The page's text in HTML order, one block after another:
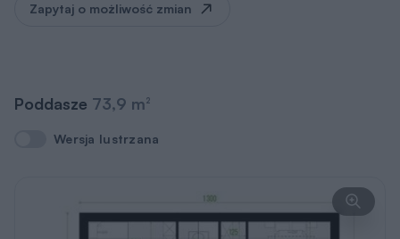
Zapytaj o możliwość zmian
Poddasze 73,9 m2
Wersja lustrzana
Wersja lustrzana